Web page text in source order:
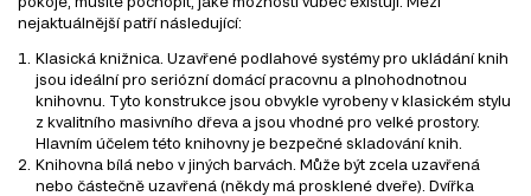
nejaktuálnější patří následující:
Klasická knižnica. Uzavřené podlahové systémy pro ukládání knih
jsou ideální pro seriózní domácí pracovnu a plnohodnotnou
knihovnu. Tyto konstrukce jsou obvykle vyrobeny v klasickém stylu
z kvalitního masivního dřeva a jsou vhodné pro velké prostory.
Hlavním účelem této knihovny je bezpečné skladování knih.
Knihovna bílá nebo v jiných barvách. Může být zcela uzavřená
nebo částečně uzavřená (někdy má prosklené dveře). Dvířka